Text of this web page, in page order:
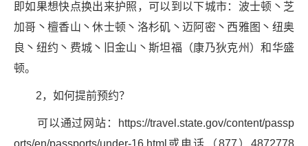
即如果想快点换出来护照，可以到以下城市：波士顿丶芝
加哥丶檀香山丶休士顿丶洛杉矶丶迈阿密丶西雅图丶纽奥
良丶纽约丶费城丶旧金山丶斯坦福（康乃狄克州）和华盛
顿。
2，如何提前预约？
可以通过网站：https://travel.state.gov/content/passp